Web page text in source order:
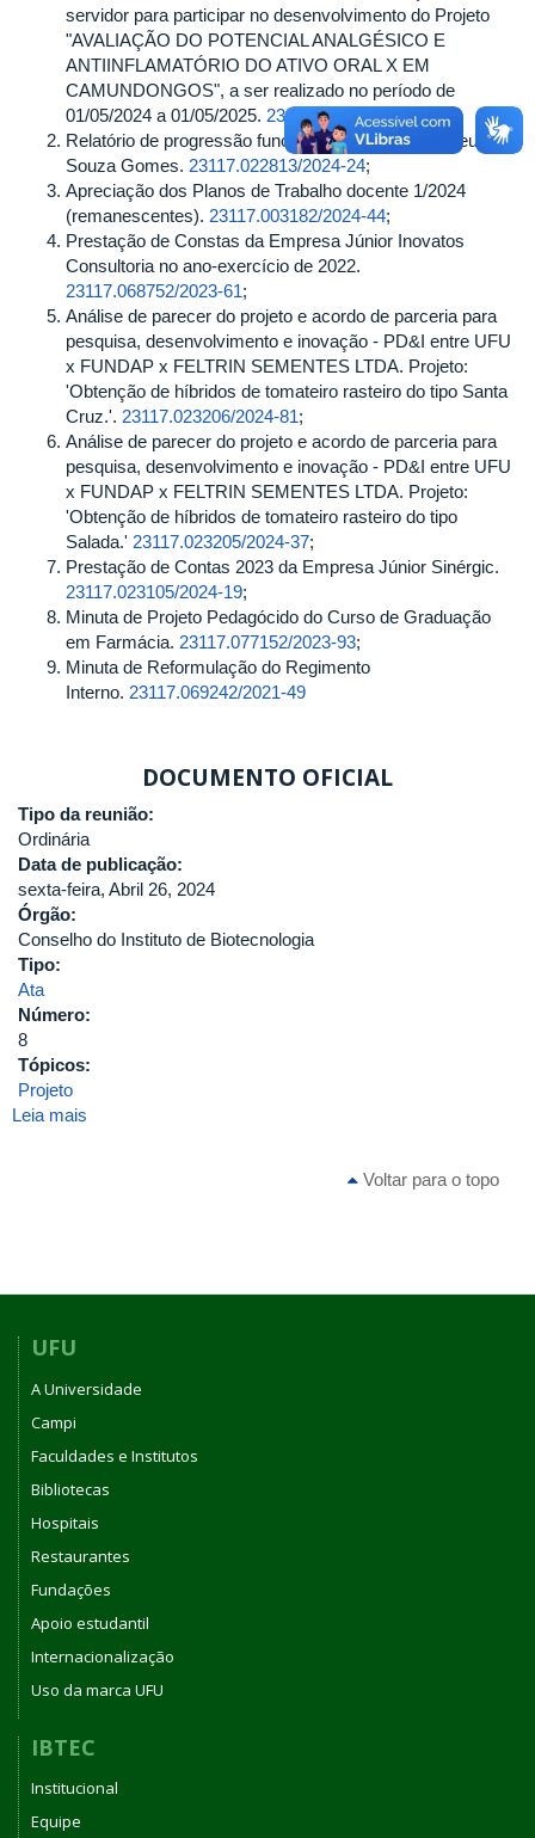
DA
UNIVERSIDADE
FEDERAL
DE
UBERLÂNDIA
servidor para participar no desenvolvimento do Projeto
"AVALIAÇÃO DO POTENCIAL ANALGÉSICO E
ANTIINFLAMATÓRIO DO ATIVO ORAL X EM
CAMUNDONGOS", a ser realizado no período de
01/05/2024 a 01/05/2025. 23117.021439/2024-40;
Relatório de progressão funcional da Prof Dr. Matheus de
Souza Gomes. 23117.022813/2024-24;
Apreciação dos Planos de Trabalho docente 1/2024
(remanescentes). 23117.003182/2024-44;
Prestação de Constas da Empresa Júnior Inovatos
Consultoria no ano-exercício de 2022.
23117.068752/2023-61;
Análise de parecer do projeto e acordo de parceria para
pesquisa, desenvolvimento e inovação - PD&I entre UFU
x FUNDAP x FELTRIN SEMENTES LTDA. Projeto:
'Obtenção de híbridos de tomateiro rasteiro do tipo Santa
Cruz.'. 23117.023206/2024-81;
Análise de parecer do projeto e acordo de parceria para
pesquisa, desenvolvimento e inovação - PD&I entre UFU
x FUNDAP x FELTRIN SEMENTES LTDA. Projeto:
'Obtenção de híbridos de tomateiro rasteiro do tipo
Salada.' 23117.023205/2024-37;
Prestação de Contas 2023 da Empresa Júnior Sinérgic.
23117.023105/2024-19;
Minuta de Projeto Pedagócido do Curso de Graduação
em Farmácia. 23117.077152/2023-93;
Minuta de Reformulação do Regimento
Interno. 23117.069242/2021-49
DOCUMENTO OFICIAL
Tipo da reunião:
Ordinária
Data de publicação:
sexta-feira, Abril 26, 2024
Órgão:
Conselho do Instituto de Biotecnologia
Tipo:
Ata
Número:
8
Tópicos:
Projeto
Leia mais
2024
INSTITUTO
DA
UNIVERSIDADE
FEDERAL
UBERLÂNDIA
Voltar para o topo
UFU
A Universidade
Campi
Faculdades e Institutos
Bibliotecas
Hospitais
Restaurantes
Fundações
Apoio estudantil
Internacionalização
Uso da marca UFU
IBTEC
Institucional
Equipe